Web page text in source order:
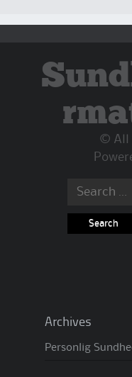
© All
Search
Archives
Personlig